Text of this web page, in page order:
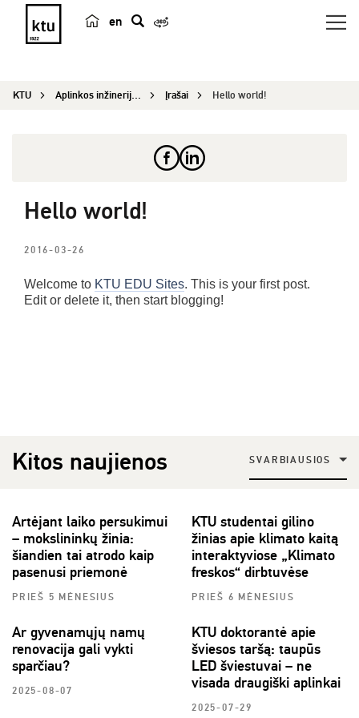
en
e
KTU Aplinkos inžinerijos institutas Įrašai Hello world!
Hello world!
2016-03-26
Welcome to KTU EDU Sites. This is your first post.
Edit or delete it, then start blogging!
Kitos naujienos SVARBIAUSIOS
Artėjant laiko persukimui
– mokslininkų žinia:
šiandien tai atrodo kaip
pasenusi priemonė
PRIEŠ 5 MĖNESIUS
KTU studentai gilino
žinias apie klimato kaitą
interaktyviose „Klimato
freskos“ dirbtuvėse
PRIEŠ 6 MĖNESIUS
Ar gyvenamųjų namų
renovacija gali vykti
sparčiau?
2025-08-07
KTU doktorantė apie
šviesos taršą: taupūs
LED šviestuvai – ne
visada draugiški aplinkai
2025-07-29